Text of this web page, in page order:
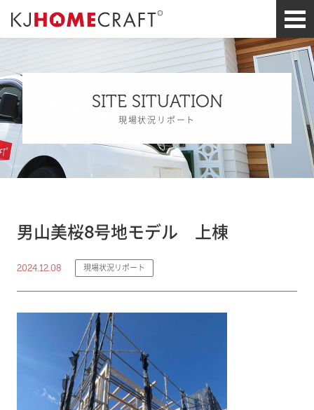
SITE SITUATION
現場状況リポート
男山美桜8号地モデル 上棟
2024.12.08 現場状況リポート